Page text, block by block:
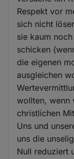
Respekt vor
sich nicht
sie kaum
schicken
die eigenen
ausgleichen
wollten, wenn
christlichen
Uns und
uns die
Null reduziert